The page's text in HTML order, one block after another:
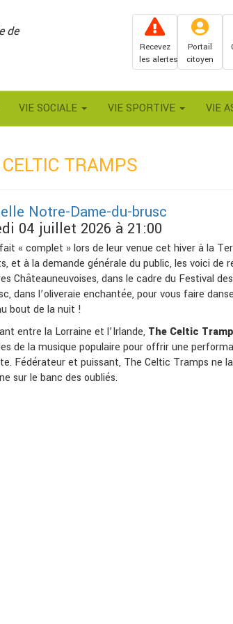
de
Portail
citoyen
Recevez
les alertes
VIE SOCIALE VIE SPORTIVE VIE
TRAMPS
Notre-Dame-du-brusc
04 juillet 2026 à 21:00
« complet » lors de leur venue cet hiver à la
et à la demande générale du public, les voici de
Châteauneuvoises, dans le cadre du Festival
dans l’oliveraie enchantée, pour vous faire
bout de la nuit !
entre la Lorraine et l’Irlande, The Celtic
de la musique populaire pour offrir une
Fédérateur et puissant, The Celtic Tramps ne
sur le banc des oubliés.